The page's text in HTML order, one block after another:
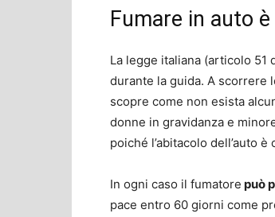
Fumare in auto
La legge italiana (articolo
durante la guida. A scorrere
scopre come non esista
donne in gravidanza e
poiché l’abitacolo dell’auto
In ogni caso il fumatore può
pace entro 60 giorni come